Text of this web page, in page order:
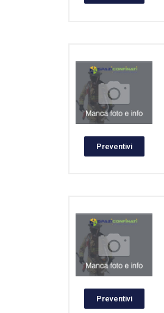
Preventivi
Preventivi